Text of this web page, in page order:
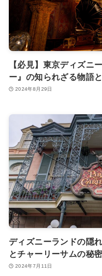
【必見】東京ディズニ
ー』の知られざる物語
2024年8月29日
ディズニーランドの隠
とチャーリーサムの秘
2024年7月11日